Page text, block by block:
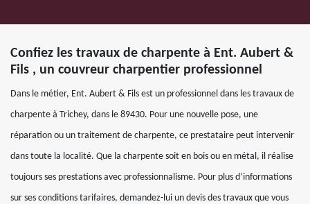
Confiez les travaux de charpente à Ent. Aubert &
Fils , un couvreur charpentier professionnel
Dans le métier, Ent. Aubert & Fils est un professionnel dans les travaux de
charpente à Trichey, dans le 89430. Pour une nouvelle pose, une
réparation ou un traitement de charpente, ce prestataire peut intervenir
dans toute la localité. Que la charpente soit en bois ou en métal, il réalise
toujours ses prestations avec professionnalisme. Pour plus d’informations
sur ses conditions tarifaires, demandez-lui un devis des travaux que vous